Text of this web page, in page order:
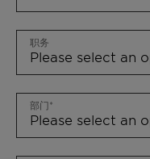
职务
部门